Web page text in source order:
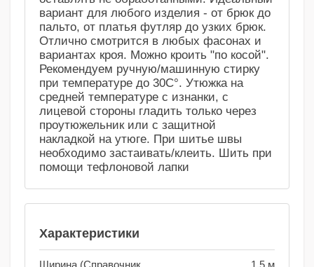
вариант для любого изделия - от брюк до
пальто, от платья футляр до узких брюк.
Отлично смотрится в любых фасонах и
вариантах кроя. Можно кроить "по косой".
Рекомендуем ручную/машинную стирку
при температуре до 30С°. Утюжка на
средней температуре с изнанки, с
лицевой стороны гладить только через
проутюжельник или с защитной
накладкой на утюге. При шитье швы
необходимо застаивать/клеить. Шить при
помощи тефлоновой лапки
Характеристики